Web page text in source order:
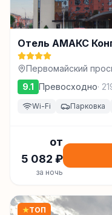
Отель АМАКС
Первомайский
9.1 Превосходно·
Wi-Fi Парковка
от
5 082 ₽
за ночь
★ТОП